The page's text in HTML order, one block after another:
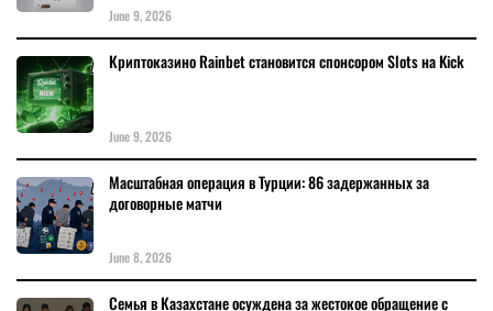
June 9, 2026
Криптоказино Rainbet становится спонсором Slots на Kick
June 9, 2026
Масштабная операция в Турции: 86 задержанных за
договорные матчи
June 8, 2026
Семья в Казахстане осуждена за жестокое обращение с